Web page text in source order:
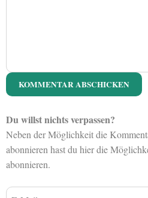
Du willst nichts verpassen?
Neben der Möglichkeit die
abonnieren hast du hier die
abonnieren.